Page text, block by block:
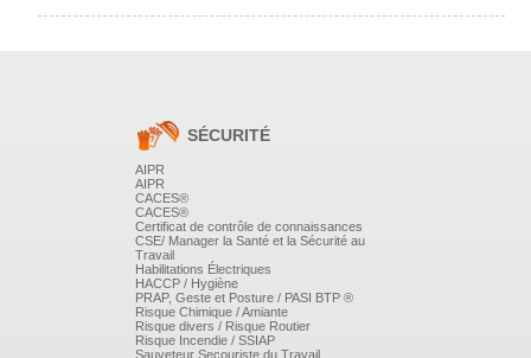
Faire de la performance individuelle un levier de la
performance de l'équipe
SÉCURITÉ
AIPR
AIPR
CACES®
CACES®
Certificat de contrôle de connaissances
CSE/ Manager la Santé et la Sécurité au
Travail
Habilitations Électriques
HACCP / Hygiène
PRAP, Geste et Posture / PASI BTP ®
Risque Chimique / Amiante
Risque divers / Risque Routier
Risque Incendie / SSIAP
Sauveteur Secouriste du Travail